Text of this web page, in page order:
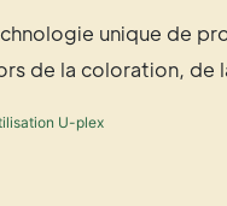
unique de
de la coloration, de